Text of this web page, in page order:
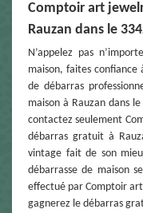
Comptoir art
Rauzan dans le
N’appelez pas
maison, faites
de débarras
maison à Rauzan dans
contactez seulement
débarras gratuit à
vintage fait de son
débarrasse de maison
effectué par Comptoir
gagnerez le débarras